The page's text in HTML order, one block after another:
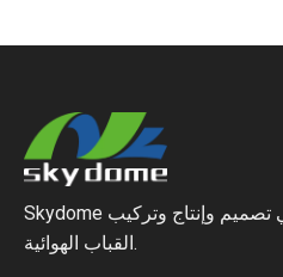
Skydome هي شركة متخصصة في تصميم وإنتاج وتركيب
القباب الهوائية.